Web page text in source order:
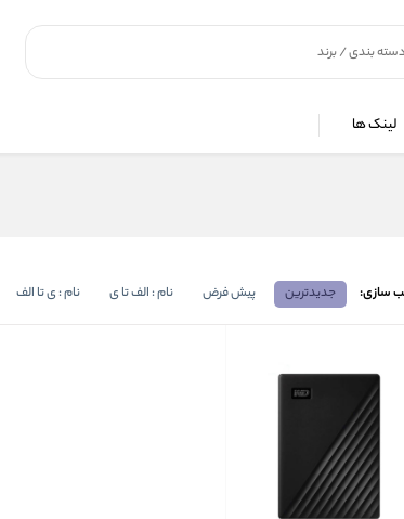
لینک ها
سازی: جدیدترین پیش فرض نام : الف تا ی نام : ی تا الف